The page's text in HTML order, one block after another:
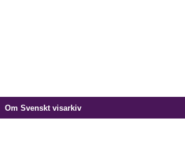
Om Svenskt visarkiv